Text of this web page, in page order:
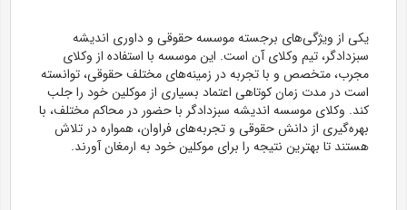
یکی از ویژگی‌های برجسته موسسه حقوقی و داوری اندیشه
سبزدادگر، تیم وکلای آن است. این موسسه با استفاده از وکلای
مجرب، متخصص و با تجربه در زمینه‌های مختلف حقوقی، توانسته
است در مدت زمان کوتاهی اعتماد بسیاری از موکلین خود را جلب
کند. وکلای موسسه اندیشه سبزدادگر با حضور در محاکم مختلف، با
بهره‌گیری از دانش حقوقی و تجربه‌های فراوان، همواره در تلاش
هستند تا بهترین نتیجه را برای موکلین خود به ارمغان آورند.